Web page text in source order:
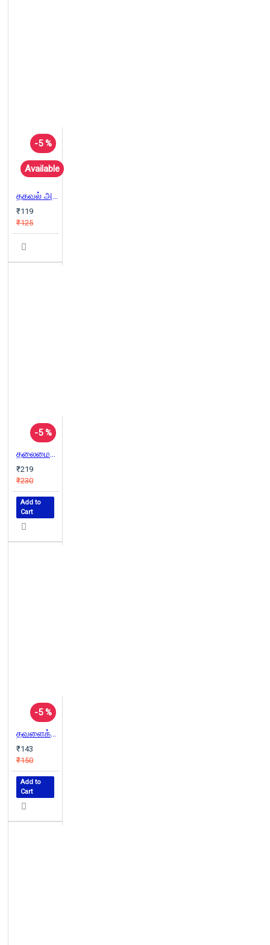
-5 %
Available
தகவல் அறியும் உரிமைச் சட்டம்
₹119
₹125
-5 %
தலைமைச் செயலகம்
₹219
₹230
Add to
Cart
-5 %
தவளைக்கல் சிறுமி
₹143
₹150
Add to
Cart